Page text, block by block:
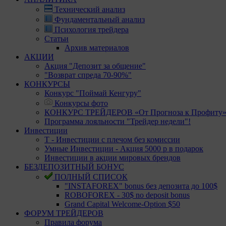
Технический анализ
Фундаментальный анализ
Психология трейдера
Статьи
Архив материалов
АКЦИИ
Акция "Депозит за общение"
"Возврат спреда 70-90%"
КОНКУРСЫ
Конкурс "Поймай Кенгуру"
Конкурсы фото
КОНКУРС ТРЕЙДЕРОВ «От Прогноза к Профиту»
Программа лояльности "Трейдер недели"!
Инвестиции
Т - Инвестиции с плечом без комиссии
Умные Инвестиции - Акция 5000 р в подарок
Инвестиции в акции мировых брендов
БЕЗДЕПОЗИТНЫЙ БОНУС
ПОЛНЫЙ СПИСОК
"INSTAFOREX" bonus без депозита до 100$
ROBOFOREX - 30$ no deposit bonus
Grand Capital Welcome-Option $50
ФОРУМ ТРЕЙДЕРОВ
Правила форума